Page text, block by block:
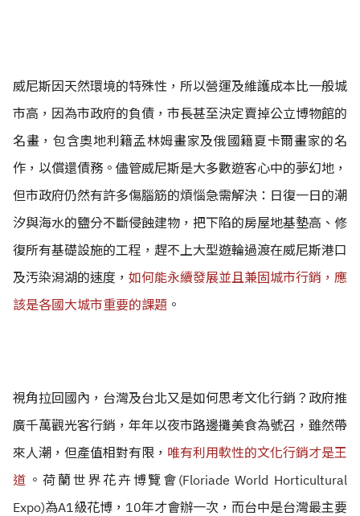
威尼斯因天然環境的特殊性，所以營運及維護成本比一般城
市高，因為市政府的負債，市長甚至決定賣掉公立博物館的
名畫，包含奧地利籍孟林姆畫家及俄國籍夏卡爾畫家的名
作，以償還債務。儘管威尼斯是大多數遊客心中的夢幻地，
但市政府仍然有許多傷腦筋的煩惱急需解決：日復一日的潮
汐與海水的鹽分不斷侵蝕建物，把下陷的房屋地基墊高、修
復所有基礎設施的工程 ，趕不上大型遊輪過渡在威尼斯港口
及汚染潟湖的速度， 如何能永續發展並且兼固城市行銷，應
該是各國大城市重要的課題 。
視角拉回國內，台灣及台北又是如何思考文化行銷？政府推
廣千萬觀光客行銷，年年以夜市路邊攤美食為號召，雖然帶
來人潮，但產值相對有限， 唯有利用軟性的文化行銷才是王
道 。荷蘭世界花卉博覽會(Floriade World Horticultural
Expo)為A1級花博，10年才會辦一次，而台中是台灣最主要